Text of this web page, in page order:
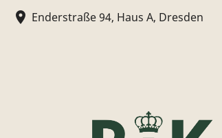
location_on Enderstraße 94, Haus A, Dresden